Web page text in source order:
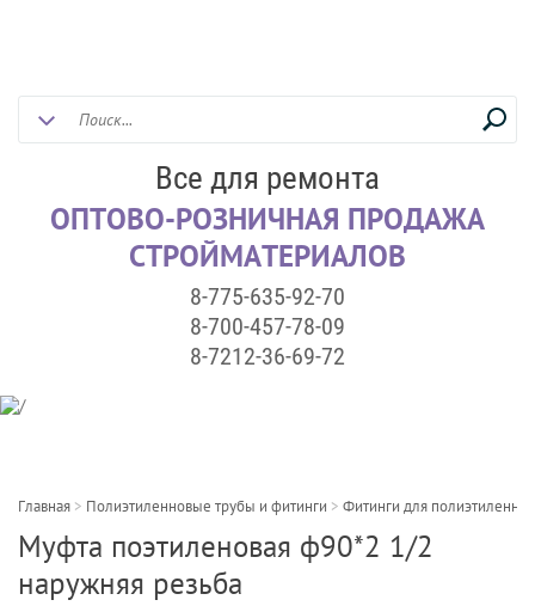
Все для ремонта
ОПТОВО-РОЗНИЧНАЯ ПРОДАЖА
СТРОЙМАТЕРИАЛОВ
8-775-635-92-70
8-700-457-78-09
8-7212-36-69-72
Главная > Полиэтиленновые трубы и фитинги > Фитинги для
Муфта поэтиленовая ф90*2 1/2
наружняя резьба